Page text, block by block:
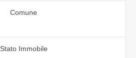
Comune
Stato Immobile